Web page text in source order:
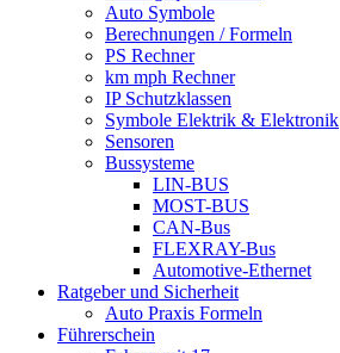
Auto Symbole
Berechnungen / Formeln
PS Rechner
km mph Rechner
IP Schutzklassen
Symbole Elektrik & Elektronik
Sensoren
Bussysteme
LIN-BUS
MOST-BUS
CAN-Bus
FLEXRAY-Bus
Automotive-Ethernet
Ratgeber und Sicherheit
Auto Praxis Formeln
Führerschein